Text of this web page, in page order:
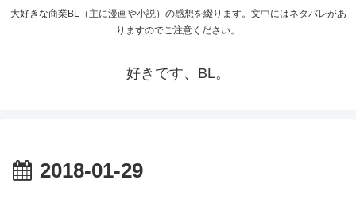
大好きな商業BL（主に漫画や小説）の感想を綴ります。文中にはネタバレがあ
りますのでご注意ください。
好きです、BL。
2018-01-29